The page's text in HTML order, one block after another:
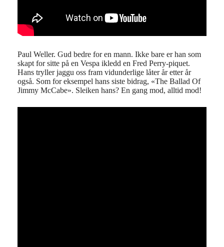
Paul Weller. Gud bedre for en mann. Ikke bare er han som
skapt for sitte på en Vespa ikledd en Fred Perry-piquet.
Hans tryller jaggu oss fram vidunderlige låter år etter år
også. Som for eksempel hans siste bidrag, «The Ballad Of
Jimmy McCabe». Sleiken hans? En gang mod, alltid mod!